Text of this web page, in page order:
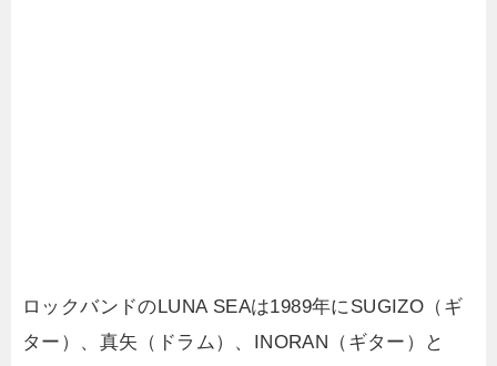
ロックバンドのLUNA SEAは1989年にSUGIZO（ギ
ター）、真矢（ドラム）、INORAN（ギター）と